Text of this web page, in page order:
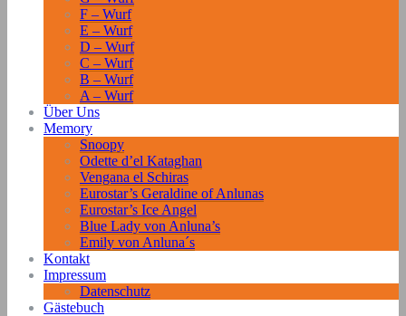
F – Wurf
E – Wurf
D – Wurf
C – Wurf
B – Wurf
A – Wurf
Über Uns
Memory
Snoopy
Odette d’el Kataghan
Vengana el Schiras
Eurostar’s Geraldine of Anlunas
Eurostar’s Ice Angel
Blue Lady von Anluna’s
Emily von Anluna´s
Kontakt
Impressum
Datenschutz
Gästebuch